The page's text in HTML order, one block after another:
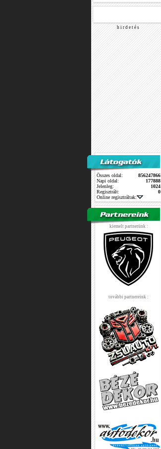
h i r d e t é s
Összes oldal:
856247866
Napi oldal:
177888
Jelenleg:
1024
Regisztrált:
0
Online regisztráltak:
kiemelt partnerünk :
további partnereink :